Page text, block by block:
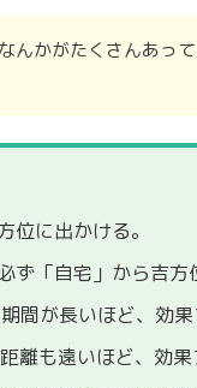
んかがたくさんあっ
位に出かける。
ず「自宅」から吉方
間が長いほど、効果
離も遠いほど、効果